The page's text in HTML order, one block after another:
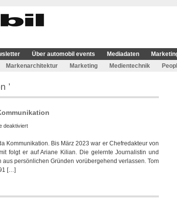
Über automobil events Mediadaten
Markenarchitektur Marketing Medientechnik
’
deaktiviertfür
Drechsler
übernimmt
Leitung
Kommunikation. Bis März 2023 war er Chefredakteur von
folgt er auf Ariane Kilian. Die gelernte Journalistin und
persönlichen Gründen vorübergehend verlassen. Tom
[…]